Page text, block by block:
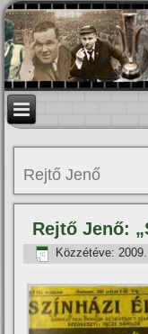
Rejtő Jenő
Rejtő Jenő:
Közzétéve: